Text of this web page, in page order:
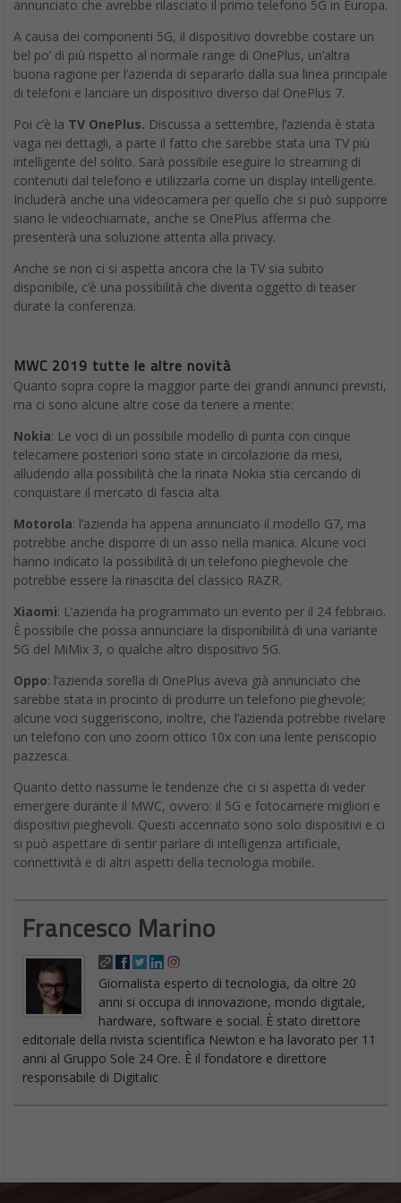
annunciato che avrebbe rilasciato il primo telefono 5G in Europa.
A causa dei componenti 5G, il dispositivo dovrebbe costare un
bel po’ di più rispetto al normale range di OnePlus, un’altra
buona ragione per l’azienda di separarlo dalla sua linea principale
di telefoni e lanciare un dispositivo diverso dal OnePlus 7.
Poi c’è la TV OnePlus. Discussa a settembre, l’azienda è stata
vaga nei dettagli, a parte il fatto che sarebbe stata una TV più
intelligente del solito. Sarà possibile eseguire lo streaming di
contenuti dal telefono e utilizzarla come un display intelligente.
Includerà anche una videocamera per quello che si può supporre
siano le videochiamate, anche se OnePlus afferma che
presenterà una soluzione attenta alla privacy.
Anche se non ci si aspetta ancora che la TV sia subito
disponibile, c’è una possibilità che diventa oggetto di teaser
durate la conferenza.
MWC 2019 tutte le altre novità
Quanto sopra copre la maggior parte dei grandi annunci previsti,
ma ci sono alcune altre cose da tenere a mente:
Nokia: Le voci di un possibile modello di punta con cinque
telecamere posteriori sono state in circolazione da mesi,
alludendo alla possibilità che la rinata Nokia stia cercando di
conquistare il mercato di fascia alta.
Motorola: l’azienda ha appena annunciato il modello G7, ma
potrebbe anche disporre di un asso nella manica. Alcune voci
hanno indicato la possibilità di un telefono pieghevole che
potrebbe essere la rinascita del classico RAZR.
Xiaomi: L’azienda ha programmato un evento per il 24 febbraio.
È possibile che possa annunciare la disponibilità di una variante
5G del MiMix 3, o qualche altro dispositivo 5G.
Oppo: l’azienda sorella di OnePlus aveva già annunciato che
sarebbe stata in procinto di produrre un telefono pieghevole;
alcune voci suggeriscono, inoltre, che l’azienda potrebbe rivelare
un telefono con uno zoom ottico 10x con una lente periscopio
pazzesca.
Quanto detto riassume le tendenze che ci si aspetta di veder
emergere durante il MWC, ovvero: il 5G e fotocamere migliori e
dispositivi pieghevoli. Questi accennato sono solo dispositivi e ci
si può aspettare di sentir parlare di intelligenza artificiale,
connettività e di altri aspetti della tecnologia mobile.
Francesco Marino
Giornalista esperto di tecnologia, da oltre 20
anni si occupa di innovazione, mondo digitale,
hardware, software e social. È stato direttore
editoriale della rivista scientifica Newton e ha lavorato per 11
anni al Gruppo Sole 24 Ore. È il fondatore e direttore
responsabile di Digitalic